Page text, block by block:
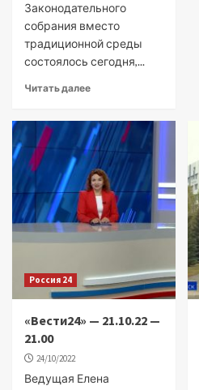
Законодательного
собрания вместо
традиционной среды
состоялось сегодня,...
Читать далее
Россия 24
«Вести24» — 21.10.22 —
21.00
24/10/2022
Ведущая Елена